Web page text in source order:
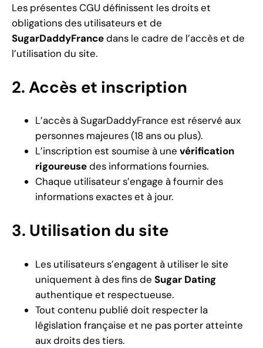
Les présentes CGU définissent les droits et
obligations des utilisateurs et de
SugarDaddyFrancedans le cadre de l’accès et de
l’utilisation du site.
2. Accès et inscription
L’accès à SugarDaddyFrance est réservé aux
personnes majeures (18 ans ou plus).
L’inscription est soumise à une vérification
rigoureusedes informations fournies.
Chaque utilisateur s’engage à fournir des
informations exactes et à jour.
3. Utilisation du site
Les utilisateurs s’engagent à utiliser le site
uniquement à des fins de Sugar Dating
authentique et respectueuse.
Tout contenu publié doit respecter la
législation française et ne pas porter atteinte
aux droits des tiers.